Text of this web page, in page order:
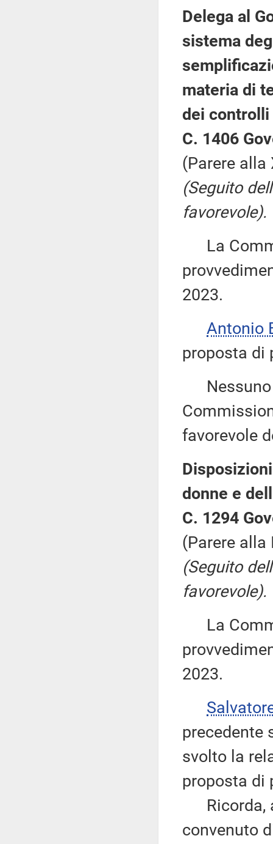
Delega al
sistema
materia di
dei
C. 1406
(Parere alla
(Seguito
favorevole).
La
2023.
Antonio
proposta di
Nessuno
favorevole
donne e
C. 1294
(Parere alla
(Seguito
favorevole).
La
2023.
precedente
svolto la
proposta di
Ricorda,
convenuto